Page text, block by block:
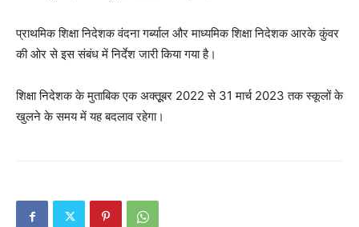
प्राथमिक शिक्षा निदेशक वंदना गर्ब्याल और माध्यमिक शिक्षा निदेशक आरके कुंवर
की ओर से इस संबंध में निर्देश जारी किया गया है।
शिक्षा निदेशक के मुताबिक एक अक्तूूबर 2022 से 31 मार्च 2023 तक स्कूलों के
खुलने के समय में यह बदलाव रहेगा।